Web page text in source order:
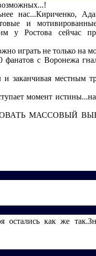
нас...Кириченко,
и
у Ростова сейчас
играть не только на
фанатов с Воронежа
и заканчивая местным
момент
МАССОВЫЙ
остались как же